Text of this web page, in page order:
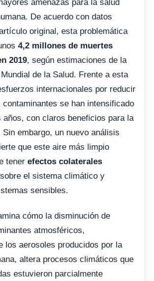
amenazas para la salud
De acuerdo con datos
original, esta problemática
4,2 millones de muertes
2019, según estimaciones de la
de la Salud. Frente a esta
internacionales por reducir
contaminantes se han intensificado
años, con claros beneficios para la
embargo, un nuevo análisis
que este aire más limpio
tener efectos colaterales
sobre el sistema climático y
sensibles.
cómo la disminución de
atmosféricos,
los aerosoles producidos por la
altera procesos climáticos que
estuvieron parcialmente